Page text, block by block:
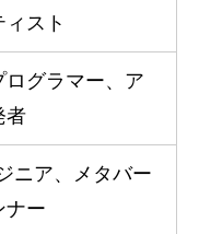
ィスト
ログラマー、ア
者
ニア、メタバー
ナー